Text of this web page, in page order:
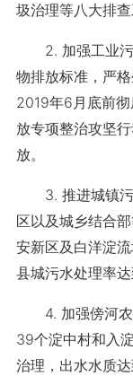
圾治理等八大排
2. 加强工业污
物排放标准，严
2019年6月底前
放专项整治攻坚
放。
3. 推进城镇污
区以及城乡结合
安新区及白洋淀
县城污水处理率达
4. 加强傍河农
39个淀中村和入
治理，出水水质